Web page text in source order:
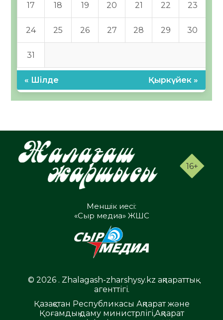
17 18 19 20 21 22 23
24 25 26 27 28 29 30
31
« Шілде Қыркүйек »
16+
Меншік иесі:
«Сыр медиа» ЖШС
© 2026 . Zhalagash-zharshysy.kz ақпараттық
агенттігі.
Қазақстан Республикасы Ақпарат және
Қоғамдық даму министрлігі,Ақпарат